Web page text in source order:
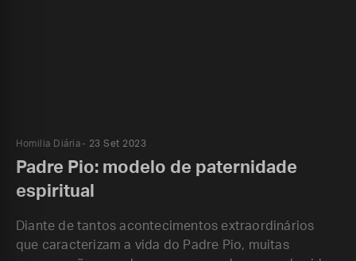
Homilia Diária 23 Set 2023
Padre Pio: modelo de paternidade
espiritual
Diante de tantos acontecimentos extraordinários
que caracterizam a vida do Padre Pio, muitas